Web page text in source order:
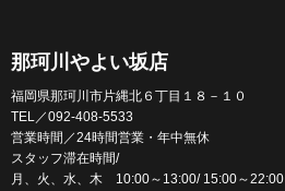
那珂川やよい坂店
福岡県那珂川市片縄北６丁目１８－１０
TEL／092-408-5533
営業時間／24時間営業・年中無休
スタッフ滞在時間/
月、火、水、木 10:00～13:00/ 15:00～22:00